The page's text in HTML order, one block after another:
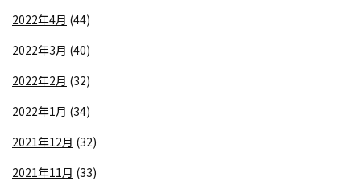
2022年4月 (44)
2022年3月 (40)
2022年2月 (32)
2022年1月 (34)
2021年12月 (32)
2021年11月 (33)